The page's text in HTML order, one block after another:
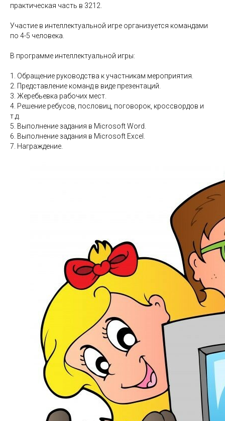
практическая часть в 3212.
Участие в интеллектуальной игре организуется командами
по 4-5 человека.
В программе интеллектуальной игры:
1. Обращение руководства к участникам мероприятия.
2. Представление команд в виде презентаций.
3. Жеребьевка рабочих мест.
4. Решение ребусов, пословиц, поговорок, кроссвордов и
т.д.
5. Выполнение задания в Microsoft Word.
6. Выполнение задания в Microsoft Excel.
7. Награждение.